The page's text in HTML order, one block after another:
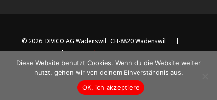
© 2026 DIVICO AG Wädenswil · CH-8820 Wädenswil |
Impressum|Datenschutz
Diese Website benutzt Cookies. Wenn du die Website weiter
nutzt, gehen wir von deinem Einverständnis aus.
OK, ich akzeptiere